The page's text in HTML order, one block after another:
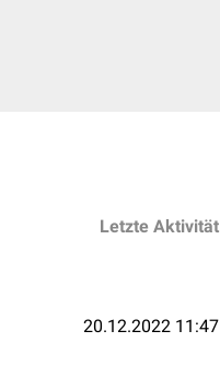
Letzte Aktivität
20.12.2022 11:47